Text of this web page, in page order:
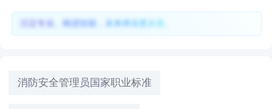
沉淀专业、精进技能，未来择业更从容。
消防安全管理员国家职业标准